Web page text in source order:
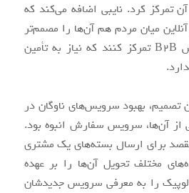
تمرکز کرد. نایبی اضافه می‌کند که
میان مردم هم آن‌ها را مصمم‌تر
کرد تا روی ارائه سرویس B2B تمرکز کنند که نیاز به تأمین
تصمیم، بهبود سرویس‌های ناوگان در
از آن‌ها، سرویس سفارش انبوه بود.
برای ارسال بسته‌های یک مشتری
مختلف تحویل آن‌ها را بر عهده
را به معرفی سرویس جدیدشان